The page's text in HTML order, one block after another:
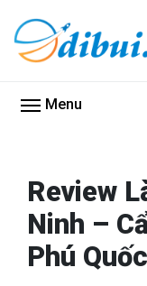
Menu
Review
Ninh –
Phú